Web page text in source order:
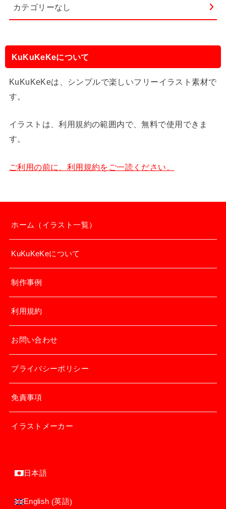
カテゴリーなし
KuKuKeKeについて
KuKuKeKeは、シンプルで楽しいフリーイラスト素材で
す。
イラストは、利用規約の範囲内で、無料で使用できま
す。
ご利用の前に、利用規約をご一読ください。
ホーム（イラスト一覧）
KuKuKeKeについて
制作事例
利用規約
お問い合わせ
プライバシーポリシー
免責事項
イラストメーカー
日本語
English (英語)